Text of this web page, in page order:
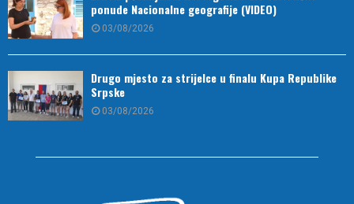
ponude Nacionalne geografije (VIDEO)
03/08/2026
Drugo mjesto za strijelce u finalu Kupa Republike
Srpske
03/08/2026